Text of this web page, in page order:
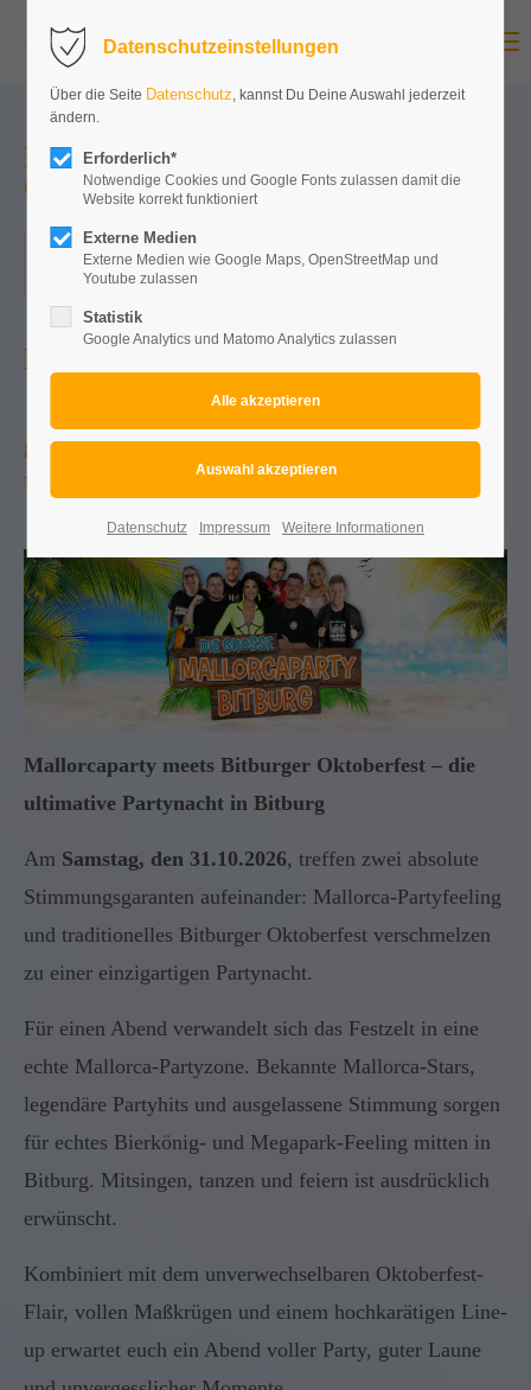
Mallorcaparty meets Bitburger
Oktoberfest
31.10.2026, 15:00
ORT: BITBURGER OKTOBERFEST
NOCH ...
83
Tage
21 20 32
Mallorcaparty meets Bitburger Oktoberfest – die
ultimative Partynacht in Bitburg
Am Samstag, den 31.10.2026, treffen zwei absolute
Stimmungsgaranten aufeinander: Mallorca-Partyfeeling
und traditionelles Bitburger Oktoberfest verschmelzen
zu einer einzigartigen Partynacht.
Für einen Abend verwandelt sich das Festzelt in eine
echte Mallorca-Partyzone. Bekannte Mallorca-Stars,
legendäre Partyhits und ausgelassene Stimmung sorgen
für echtes Bierkönig- und Megapark-Feeling mitten in
Bitburg. Mitsingen, tanzen und feiern ist ausdrücklich
erwünscht.
Kombiniert mit dem unverwechselbaren Oktoberfest-
Flair, vollen Maßkrügen und einem hochkarätigen Line-
up erwartet euch ein Abend voller Party, guter Laune
Datenschutzeinstellungen
Über die Seite Datenschutz, kannst Du Deine Auswahl jederzeit
ändern.
Erforderlich*
Notwendige Cookies und Google Fonts zulassen damit die
Website korrekt funktioniert
Externe Medien
Externe Medien wie Google Maps, OpenStreetMap und
Youtube zulassen
Statistik
Google Analytics und Matomo Analytics zulassen
Datenschutz Impressum Weitere Informationen